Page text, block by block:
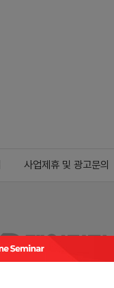
사업제휴 및 광고문의